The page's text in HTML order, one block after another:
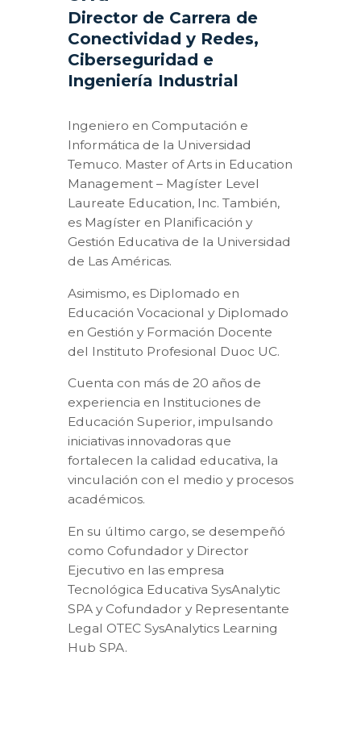
Director de Carrera de
Conectividad y Redes,
Ciberseguridad e
Ingeniería Industrial
Ingeniero en Computación e
Informática de la Universidad
Temuco. Master of Arts in Education
Management – Magíster Level
Laureate Education, Inc. También,
es Magíster en Planificación y
Gestión Educativa de la Universidad
de Las Américas.
Asimismo, es Diplomado en
Educación Vocacional y Diplomado
en Gestión y Formación Docente
del Instituto Profesional Duoc UC.
Cuenta con más de 20 años de
experiencia en Instituciones de
Educación Superior, impulsando
iniciativas innovadoras que
fortalecen la calidad educativa, la
vinculación con el medio y procesos
académicos.
En su último cargo, se desempeñó
como Cofundador y Director
Ejecutivo en las empresa
Tecnológica Educativa SysAnalytic
SPA y Cofundador y Representante
Legal OTEC SysAnalytics Learning
Hub SPA.